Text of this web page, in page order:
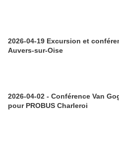
2026-04-19 Excursion et
Auvers-sur-Oise
2026-04-02 - Conférence Van
pour PROBUS Charleroi